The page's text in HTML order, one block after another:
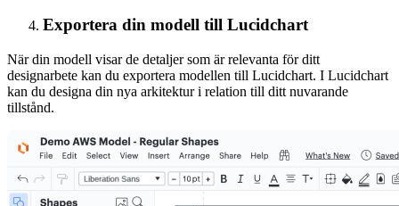
Exportera din modell till Lucidchart
När din modell visar de detaljer som är relevanta för ditt
designarbete kan du exportera modellen till Lucidchart. I Lucidchart
kan du designa din nya arkitektur i relation till ditt nuvarande
tillstånd.